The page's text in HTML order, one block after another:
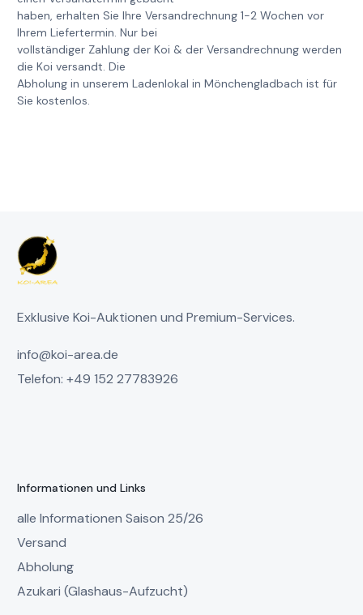
haben, erhalten Sie Ihre Versandrechnung 1-2 Wochen vor
Ihrem Liefertermin. Nur bei
vollständiger Zahlung der Koi & der Versandrechnung werden
die Koi versandt. Die
Abholung in unserem Ladenlokal in Mönchengladbach ist für
Sie kostenlos.
Exklusive Koi-Auktionen und Premium-Services.
info@koi-area.de
Telefon: +49 152 27783926
Informationen und Links
alle Informationen Saison 25/26
Versand
Abholung
Azukari (Glashaus-Aufzucht)